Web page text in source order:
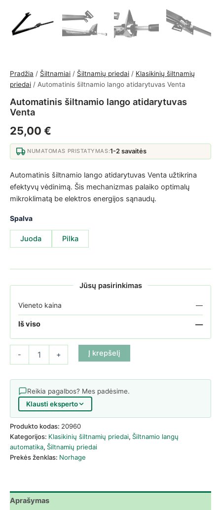
Pradžia / Šiltnamiai / Šiltnamių priedai / Klasikinių šiltnamių
priedai / Automatinis šiltnamio lango atidarytuvas Venta
Automatinis šiltnamio lango atidarytuvas
Venta
25,00 €
NUMATOMAS PRISTATYMAS:1-2 savaitės
Automatinis šiltnamio lango atidarytuvas Venta užtikrina
efektyvų vėdinimą. Šis mechanizmas palaiko optimalų
mikroklimatą be elektros energijos sąnaudų.
Spalva
Juoda Pilka
Jūsų pasirinkimas
Vieneto kaina —
Iš viso —
-
produkto kiekis: Automatinis šiltnamio lango atidarytuvas Venta
+ Į krepšelį
Reikia pagalbos? Mes padėsime.
Klausti eksperto
Produkto kodas: 20960
Kategorijos: Klasikinių šiltnamių priedai, Šiltnamio langų
automatika, Šiltnamių priedai
Prekės ženklas: Norhage
Aprašymas